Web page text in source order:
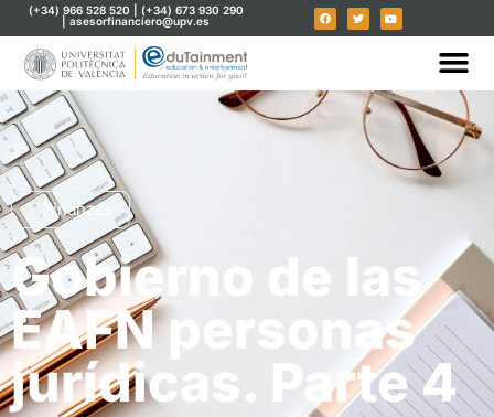
(+34) 966 528 520 | (+34) 673 930 290
| asesorfinanciero@upv.es
Finanzas
Gobierno de las
EAFN personas
jurídicas. Parte 4